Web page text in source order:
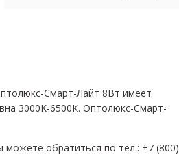
Смарт-Лайт 8Вт имеет
3000K-6500K. Оптолюкс-Смарт-
обратиться по тел.: +7 (800)